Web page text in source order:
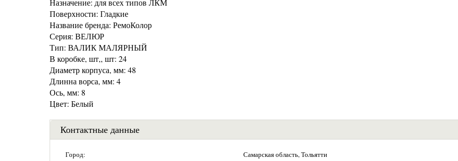
Назначение: для всех типов ЛКМ
Поверхности: Гладкие
Название бренда: РемоКолор
Серия: ВЕЛЮР
Тип: ВАЛИК МАЛЯРНЫЙ
В коробке, шт,, шт: 24
Диаметр корпуса, мм: 48
Длинна ворса, мм: 4
Ось, мм: 8
Цвет: Белый
Контактные данные
Город: Самарская область, Тольятти